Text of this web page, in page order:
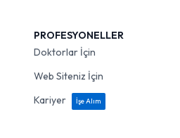
PROFESYONELLER
Doktorlar İçin
Web Siteniz İçin
Kariyer
İşe Alım